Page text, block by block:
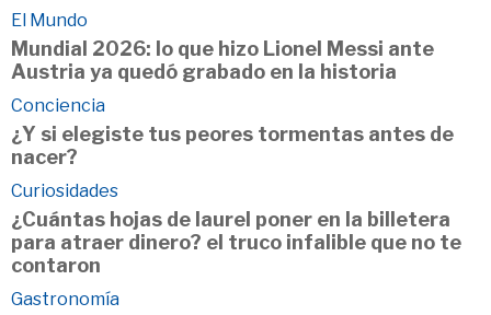
El Mundo
Mundial 2026: lo que hizo Lionel Messi ante
Austria ya quedó grabado en la historia
Conciencia
¿Y si elegiste tus peores tormentas antes de
nacer?
Curiosidades
¿Cuántas hojas de laurel poner en la billetera
para atraer dinero? el truco infalible que no te
contaron
Gastronomía